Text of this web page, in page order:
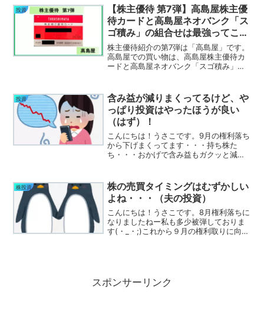
料品関連の株価が少し元気がないんで
す。最近の株高はAI...
投資
【株主優待 第7弾】高島屋株主優
待カードと高島屋ネオバンク「ス
ゴ積み」の組合せは最強ってこ
と？
株主優待紹介の第7弾は「高島屋」です。
高島屋での買い物は、高島屋株主優待カ
ードと高島屋ネオバンク「スゴ積み」を
投資
含み益が減りまくってるけど、や
っぱり投資はやったほうが良い
（はず）！
こんにちは！うさこです。9月の権利落ち
から下げまくってます・・・持ち株た
ち・・・おかげで含み益もガクッと減り
と強いよねーと思う。 気分屋な私はつ
い弱気になってし...
株投資
株の売買タイミングはむずかしい
よね・・・（夫の投資）
こんにちは！うさこです。8月権利落ちに
なりましたねー私も多少被弾しておりま
す(・_・;)これから９月の権利取りに向け
スポンサーリンク